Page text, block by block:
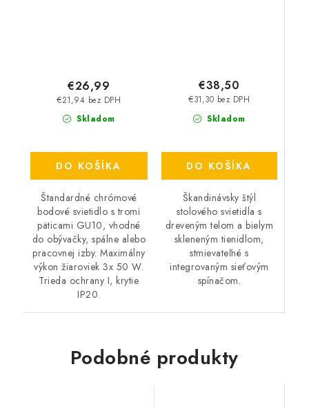
Skladom
€21,94 bez DPH
€26,99
DO KOŠÍKA
Štandardné chrómové
bodové svietidlo s tromi
päticami GU10, vhodné
do obývačky, spálne alebo
pracovnej izby. Maximálny
výkon žiaroviek 3x 50 W.
Trieda ochrany I, krytie
IP20.
Skladom
€31,30 bez DPH
€38,50
DO KOŠÍKA
Škandinávsky štýl
stolového svietidla s
dreveným telom a bielym
skleneným tienidlom,
stmievateľné s
integrovaným sieťovým
spínačom.
Podobné produkty